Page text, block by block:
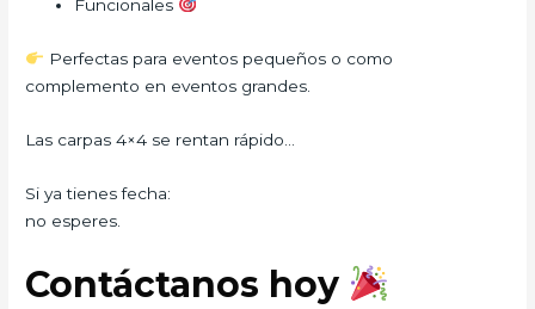
Funcionales
Perfectas para eventos pequeños o como
complemento en eventos grandes.
Las carpas 4×4 se rentan rápido…
Si ya tienes fecha:
no esperes.
Contáctanos hoy